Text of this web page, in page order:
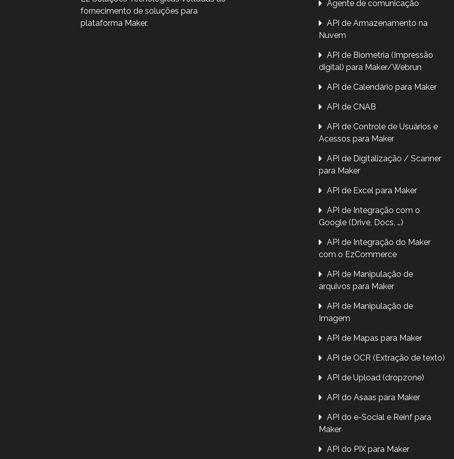
fornecimento de soluções para
plataforma Maker.
Agente de comunicação
API de Armazenamento na
Nuvem
API de Biometria (Impressão
digital) para Maker/Webrun
API de Calendário para Maker
API de CNAB
API de Controle de Usuários e
Acessos para Maker
API de Digitalização / Scanner
para Maker
API de Excel para Maker
API de Integração com o
Google (Drive, Docs, …)
API de Integração do Maker
com o EzCommerce
API de Manipulação de
arquivos para Maker
API de Manipulação de
Imagem
API de Mapas para Maker
API de OCR (Extração de texto)
API de Upload (dropzone)
API do Asaas para Maker
API do e-Social e Reinf para
Maker
API do PIX para Maker